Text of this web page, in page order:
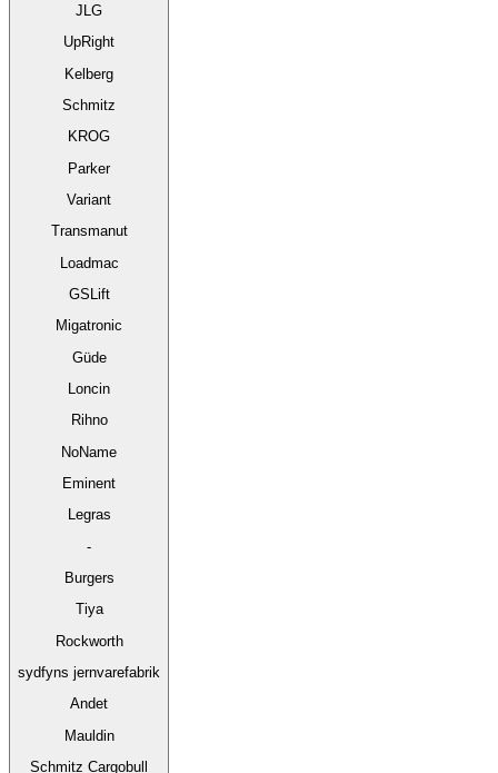
JLG
UpRight
Kelberg
Schmitz
KROG
Parker
Variant
Transmanut
Loadmac
GSLift
Migatronic
Güde
Loncin
Rihno
NoName
Eminent
Legras
-
Burgers
Tiya
Rockworth
sydfyns jernvarefabrik
Andet
Mauldin
Schmitz Cargobull